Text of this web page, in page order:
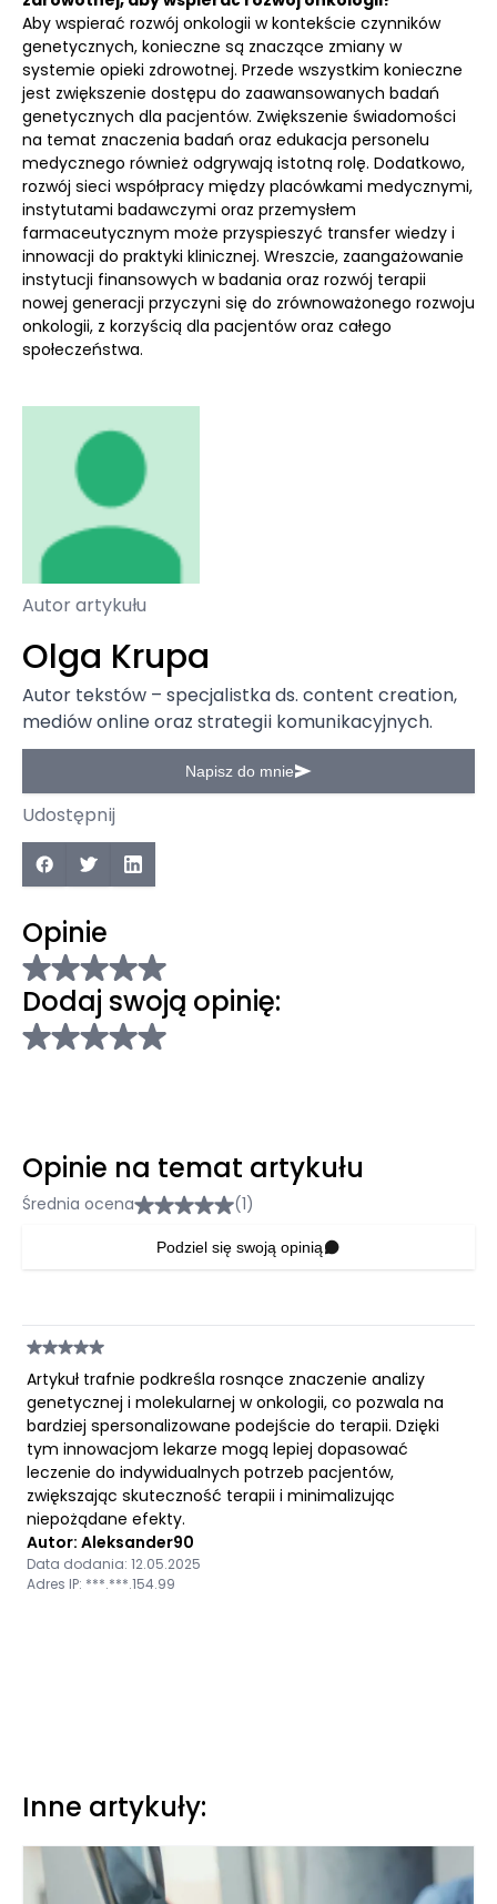
Aby wspierać rozwój onkologii w kontekście czynników
genetycznych, konieczne są znaczące zmiany w
systemie opieki zdrowotnej. Przede wszystkim konieczne
jest zwiększenie dostępu do zaawansowanych badań
genetycznych dla pacjentów. Zwiększenie świadomości
na temat znaczenia badań oraz edukacja personelu
medycznego również odgrywają istotną rolę. Dodatkowo,
rozwój sieci współpracy między placówkami medycznymi,
instytutami badawczymi oraz przemysłem
farmaceutycznym może przyspieszyć transfer wiedzy i
innowacji do praktyki klinicznej. Wreszcie, zaangażowanie
instytucji finansowych w badania oraz rozwój terapii
nowej generacji przyczyni się do zrównoważonego rozwoju
onkologii, z korzyścią dla pacjentów oraz całego
społeczeństwa.
Autor artykułu
Olga Krupa
Autor tekstów – specjalistka ds. content creation,
mediów online oraz strategii komunikacyjnych.
Napisz do mnie
Udostępnij
Opinie
Dodaj swoją opinię:
Opinie na temat artykułu
Średnia ocena (1)
Podziel się swoją opinią
Artykuł trafnie podkreśla rosnące znaczenie analizy
genetycznej i molekularnej w onkologii, co pozwala na
bardziej spersonalizowane podejście do terapii. Dzięki
tym innowacjom lekarze mogą lepiej dopasować
leczenie do indywidualnych potrzeb pacjentów,
zwiększając skuteczność terapii i minimalizując
niepożądane efekty.
Autor: Aleksander90
Data dodania: 12.05.2025
Adres IP: ***.***.154.99
Inne artykuły: